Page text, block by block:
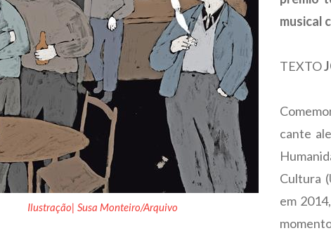
Ilustração| Susa Monteiro/Arquivo
musical
TEXTO
cante
Cultura
em